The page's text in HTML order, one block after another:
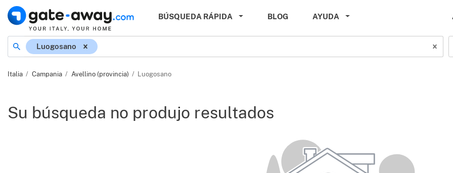
BÚSQUEDA RÁPIDA BLOG AYUDA
Ubicación
Luogosano
Italia Campania Avellino (provincia) Luogosano
Su búsqueda no produjo resultados